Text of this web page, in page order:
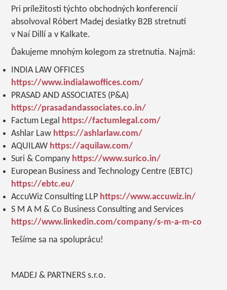
Pri príležitosti týchto obchodných konferencií
absolvoval Róbert Madej desiatky B2B stretnutí
v Naí Dillí a v Kalkate.
Ďakujeme mnohým kolegom za stretnutia. Najmä:
INDIA LAW OFFICES
https://www.indialawoffices.com/
PRASAD AND ASSOCIATES (P&A)
https://prasadandassociates.co.in/
Factum Legal https://factumlegal.com/
Ashlar Law https://ashlarlaw.com/
AQUILAW https://aquilaw.com/
Suri & Company https://www.surico.in/
European Business and Technology Centre (EBTC)
https://ebtc.eu/
AccuWiz Consulting LLP https://www.accuwiz.in/
S M A M & Co Business Consulting and Services
https://www.linkedin.com/company/s-m-a-m-co
Tešíme sa na spoluprácu!
MADEJ & PARTNERS s.r.o.